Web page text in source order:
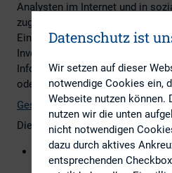
Analysten im Internet und in
zugenommen. Online-Aktivitäten
Einfluss auf das
Investoren mit größerer
Informationskanäle
oder in den USA.
Gesamte Studie
Die zentrale Ergebnisse der
Für 57 Prozent aller
direkt veröffentlichte
Datenschutz ist
Wir setzen auf dieser
notwendige Cookies ein,
Webseite nutzen können.
nutzen wir die unten
nicht notwendigen
dazu durch aktives
entsprechenden